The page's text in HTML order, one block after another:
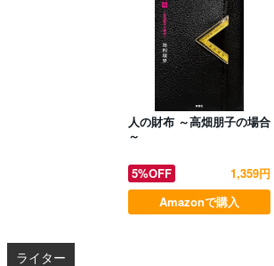
人の財布 ～高畑朋子の場合
～
5%OFF
1,359円
Amazonで購入
ライター